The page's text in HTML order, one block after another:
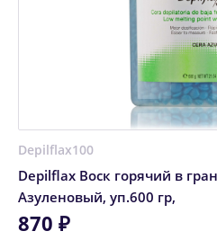
Depilflax100
Depilflax Воск горячий в
Азуленовый, уп.600 гр,
870 ₽